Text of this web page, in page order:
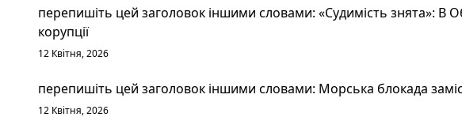
перепишіть цей заголовок іншими словами: «Судимість знята»: В
корупції
12 Квітня, 2026
перепишіть цей заголовок іншими словами: Морська блокада
12 Квітня, 2026